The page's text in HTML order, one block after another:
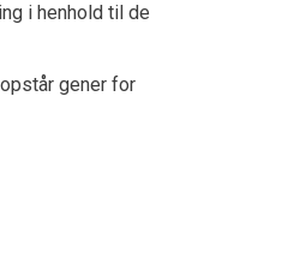
i henhold til de
gener for